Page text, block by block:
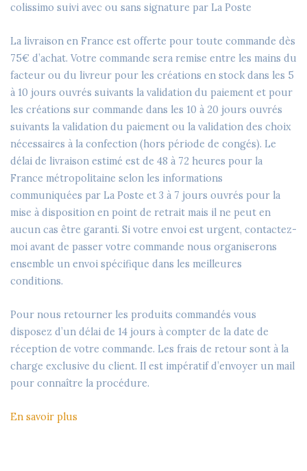
colissimo suivi avec ou sans signature par La Poste
La livraison en France est offerte pour toute commande dès
75€ d’achat. Votre commande sera remise entre les mains du
facteur ou du livreur pour les créations en stock dans les 5
à 10 jours ouvrés suivants la validation du paiement et pour
les créations sur commande dans les 10 à 20 jours ouvrés
suivants la validation du paiement ou la validation des choix
nécessaires à la confection (hors période de congés). Le
délai de livraison estimé est de 48 à 72 heures pour la
France métropolitaine selon les informations
communiquées par La Poste et 3 à 7 jours ouvrés pour la
mise à disposition en point de retrait mais il ne peut en
aucun cas être garanti. Si votre envoi est urgent, contactez-
moi avant de passer votre commande nous organiserons
ensemble un envoi spécifique dans les meilleures
conditions.
Pour nous retourner les produits commandés vous
disposez d’un délai de 14 jours à compter de la date de
réception de votre commande. Les frais de retour sont à la
charge exclusive du client. Il est impératif d’envoyer un mail
pour connaître la procédure.
En savoir plus